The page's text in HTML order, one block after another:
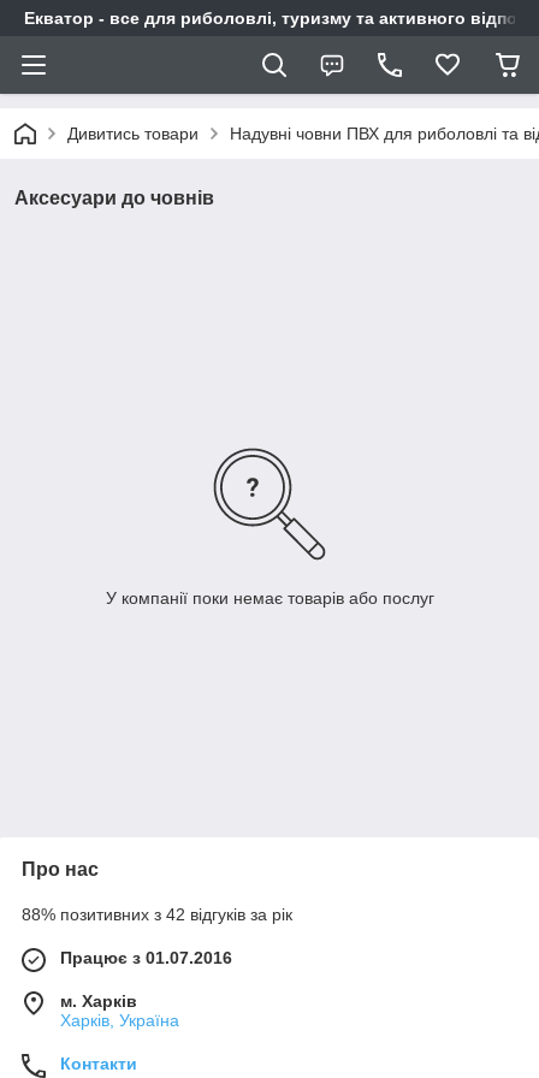
Екватор - все для риболовлі, туризму та активного
Дивитись товари Надувні човни ПВХ для риболовлі та
Аксесуари до човнів
У компанії поки немає товарів або послуг
Про нас
88% позитивних з 42 відгуків за рік
Працює з 01.07.2016
м. Харків
Харків, Україна
Контакти